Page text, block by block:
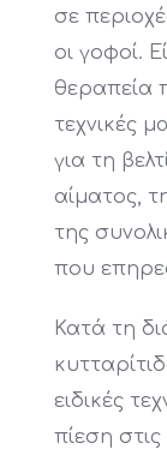
σε
οι γοφοί.
θεραπεία
τεχνικές
για τη
αίματος,
της
που
Κατά τη
ειδικές
πίεση